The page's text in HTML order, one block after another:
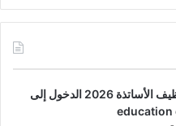
نتائج مسابقة توظيف الأساتذة 2026 الدخول إلى